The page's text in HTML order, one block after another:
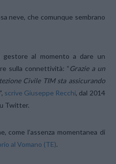
neve, che comunque sembrano
gestore al momento a dare un
sulla connettività: “ Grazie a un
Civile TIM sta assicurando
scrive Giuseppe Recchi, dal 2014
Twitter.
come l’assenza momentanea di
al Vomano (TE).